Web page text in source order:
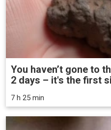
You haven’t gone to
2 days – it's the first
7 h 25 min